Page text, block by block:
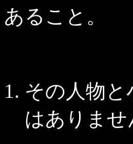
あること。
その人物
はありませ